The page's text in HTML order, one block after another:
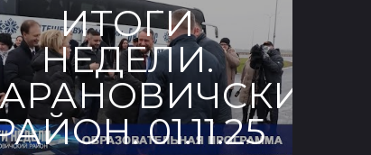
ИТОГИ
НЕДЕЛИ.
01.11.25